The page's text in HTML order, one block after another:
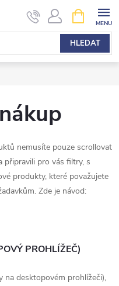
HLEDAT
NÁKUPNÍ
KOŠÍK
nemusíte pouze scrollovat
připravili pro vás filtry, s
produkty, které považujete
Zde je návod:
PROHLÍŽEČ)
na desktopovém prohlížeči),